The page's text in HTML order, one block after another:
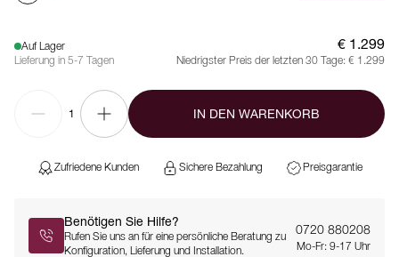
Auf Lager
Lieferung in 5-7 Tagen
€ 1.299
Niedrigster Preis der letzten 30 Tage: € 1.299
1 IN DEN WARENKORB
Zufriedene Kunden Sichere Bezahlung Preisgarantie
Benötigen Sie Hilfe?
Rufen Sie uns an für eine persönliche Beratung zu
Konfiguration, Lieferung und Installation.
0720 880208
Mo-Fr: 9-17 Uhr